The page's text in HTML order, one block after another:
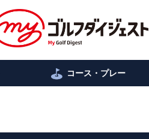
コース・プレー